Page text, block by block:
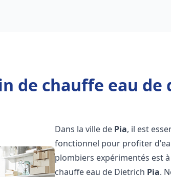
de chauffe eau de
Dans la ville de Pia, il est
fonctionnel pour profiter
plombiers expérimentés est
chauffe eau de Dietrich Pia.